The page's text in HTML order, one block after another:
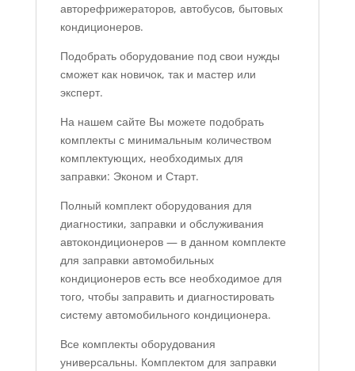
авторефрижераторов, автобусов, бытовых
кондиционеров.
Подобрать оборудование под свои нужды
сможет как новичок, так и мастер или
эксперт.
На нашем сайте Вы можете подобрать
комплекты с минимальным количеством
комплектующих, необходимых для
заправки: Эконом и Старт.
Полный комплект оборудования для
диагностики, заправки и обслуживания
автокондиционеров — в данном комплекте
для заправки автомобильных
кондиционеров есть все необходимое для
того, чтобы заправить и диагностировать
систему автомобильного кондиционера.
Все комплекты оборудования
универсальны. Комплектом для заправки